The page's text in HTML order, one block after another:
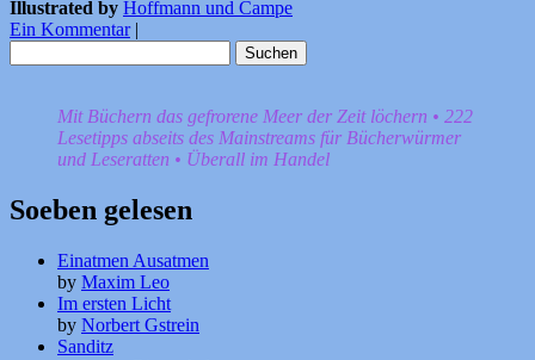
Illustrated by Hoffmann und Campe
Ein Kommentar
nach:
Mit Büchern das gefrorene Meer der Zeit löchern • 222
Lesetipps abseits des Mainstreams für Bücherwürmer
und Leseratten • Überall im Handel
Soeben gelesen
Einatmen Ausatmen
by Maxim Leo
Im ersten Licht
by Norbert Gstrein
Sanditz